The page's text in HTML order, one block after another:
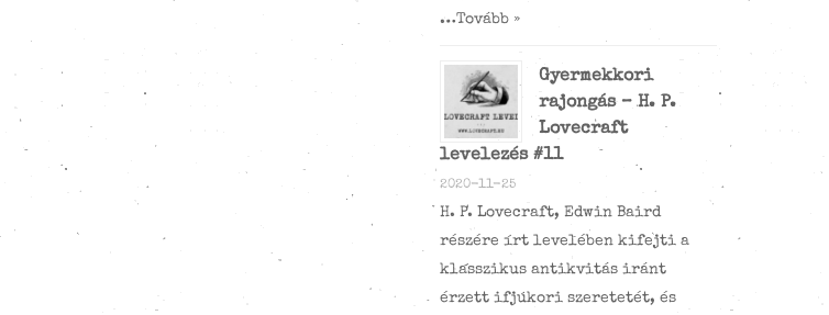
…Tovább »
Gyermekkori
rajongás – H. P.
Lovecraft
levelezés #11
2020-11-25
H. P. Lovecraft, Edwin Baird
részére írt levelében kifejti a
klasszikus antikvitás iránt
érzett ifjúkori szeretetét, és